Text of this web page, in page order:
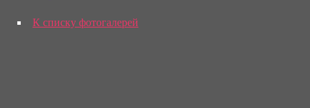
К списку фотогалерей